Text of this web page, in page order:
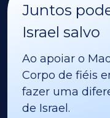
Juntos
Israel salvo
Ao apoiar o
Corpo de fiéis
fazer uma
de Israel.